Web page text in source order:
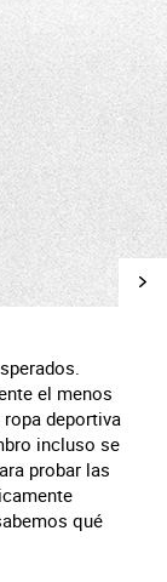
el menos
deportiva
incluso se
probar las
qué